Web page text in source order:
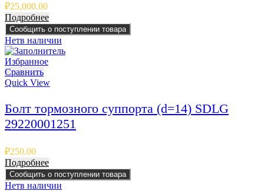
₽25,000.00
Подробнее
Сообщить о поступлении товара
Нетв наличии
Избранное
Сравнить
Quick View
Болт тормозного суппорта (d=14) SDLG
29220001251
₽250.00
Подробнее
Сообщить о поступлении товара
Нетв наличии